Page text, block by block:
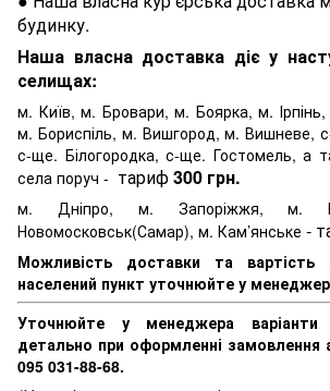
будинку.
Наша власна доставка діє у
селищах:
м. Київ, м. Бровари, м. Боярка, м.
м. Бориспіль, м. Вишгород, м. Вишневе,
с-ще. Білогородка, с-ще. Гостомель, а
села поруч - тариф300 грн.
м. Дніпро, м. Запоріжжя, м.
Новомосковськ(Самар), м. Кам’янське -
Можливість доставки та
населений пункт уточнюйте у
Уточнюйте у менеджера варіанти
детально при оформленні
095 031-88-68.